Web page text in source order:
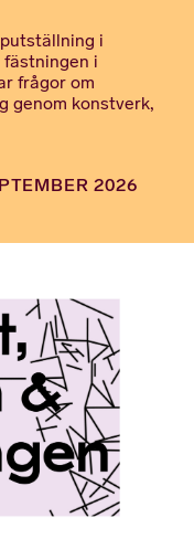
i
fästningen i
frågor om
genom konstverk,
2026